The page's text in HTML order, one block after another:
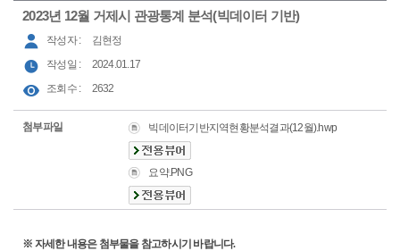
2023년 12월 거제시 관광통계 분석(빅데이터 기반)
작성자 : 김현정
작성일 : 2024.01.17
조회수 : 2632
첨부파일 빅데이터기반지역현황분석결과(12월).hwp
요약.PNG
※ 자세한 내용은 첨부물을 참고하시기 바랍니다.